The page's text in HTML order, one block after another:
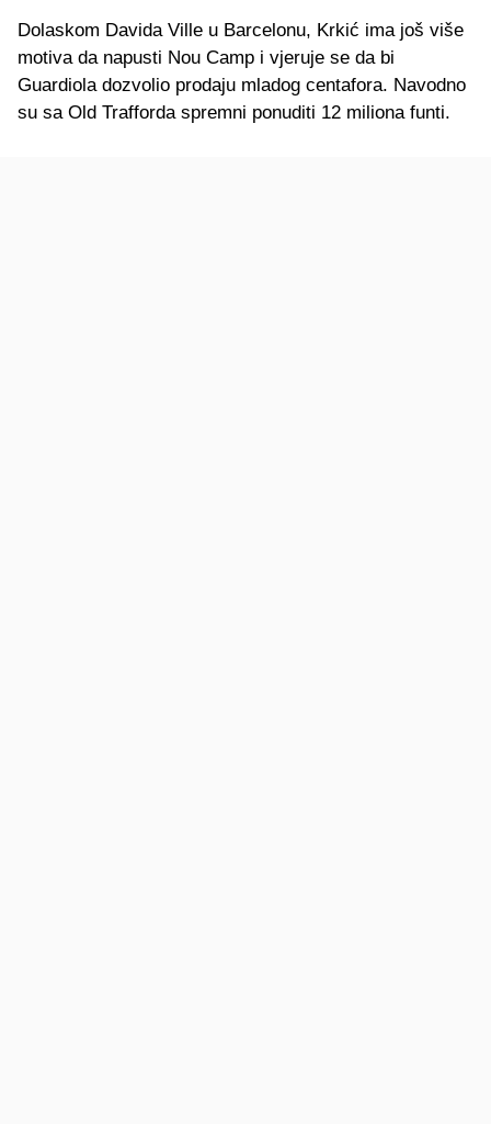
Dolaskom Davida Ville u Barcelonu, Krkić ima još više
motiva da napusti Nou Camp i vjeruje se da bi
Guardiola dozvolio prodaju mladog centafora. Navodno
su sa Old Trafforda spremni ponuditi 12 miliona funti.